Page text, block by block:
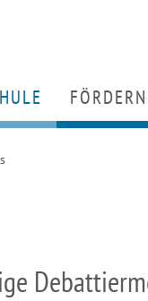
HOME
FÖRDERN